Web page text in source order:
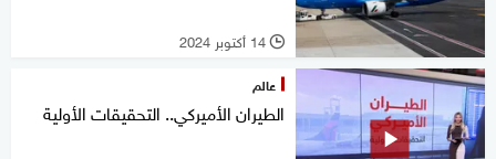
l 14 أكتوبر 2024
عالم
الطيران الأميركي.. التحقيقات الأولية